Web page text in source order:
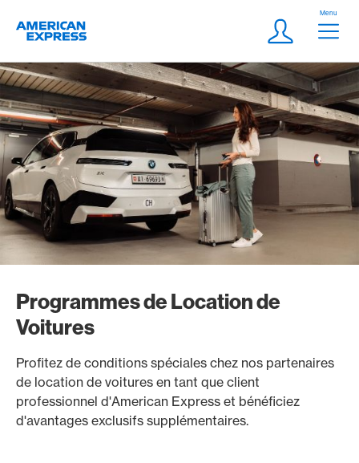
Logo
Meta
Login
Menu
Programmes de Location de
Voitures
Profitez de conditions spéciales chez nos partenaires
de location de voitures en tant que client
professionnel d'American Express et bénéficiez
d'avantages exclusifs supplémentaires.